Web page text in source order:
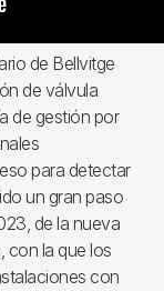
de Bellvitge
de válvula
de gestión por
para detectar
un gran paso
de la nueva
con la que los
con